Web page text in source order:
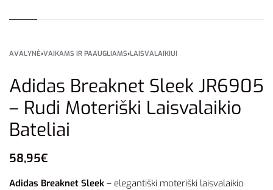
AVALYNĖ›VAIKAMS IR PAAUGLIAMS›LAISVALAIKIUI
Adidas Breaknet Sleek JR6905
– Rudi Moteriški Laisvalaikio
Bateliai
58,95€
Adidas Breaknet Sleek – elegantiški moteriški laisvalaikio